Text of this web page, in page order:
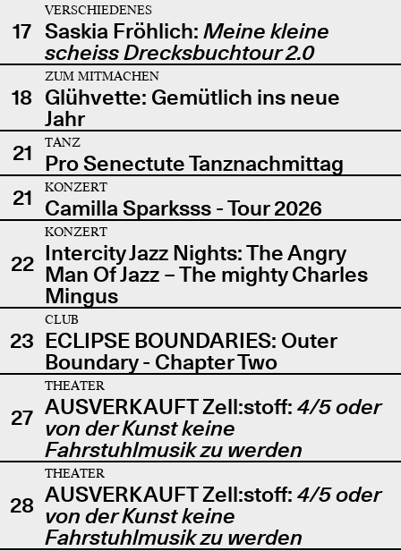
17
VERSCHIEDENES
Saskia Fröhlich: Meine kleine
scheiss Drecksbuchtour 2.0
18
ZUM MITMACHEN
Glühvette: Gemütlich ins neue
Jahr
21
TANZ
Pro Senectute Tanznachmittag
21
KONZERT
Camilla Sparksss - Tour 2026
22
KONZERT
Intercity Jazz Nights: The Angry
Man Of Jazz – The mighty Charles
Mingus
23
CLUB
ECLIPSE BOUNDARIES: Outer
Boundary - Chapter Two
27
THEATER
AUSVERKAUFT Zell:stoff: 4/5 oder
von der Kunst keine
Fahrstuhlmusik zu werden
28
THEATER
AUSVERKAUFT Zell:stoff: 4/5 oder
von der Kunst keine
Fahrstuhlmusik zu werden